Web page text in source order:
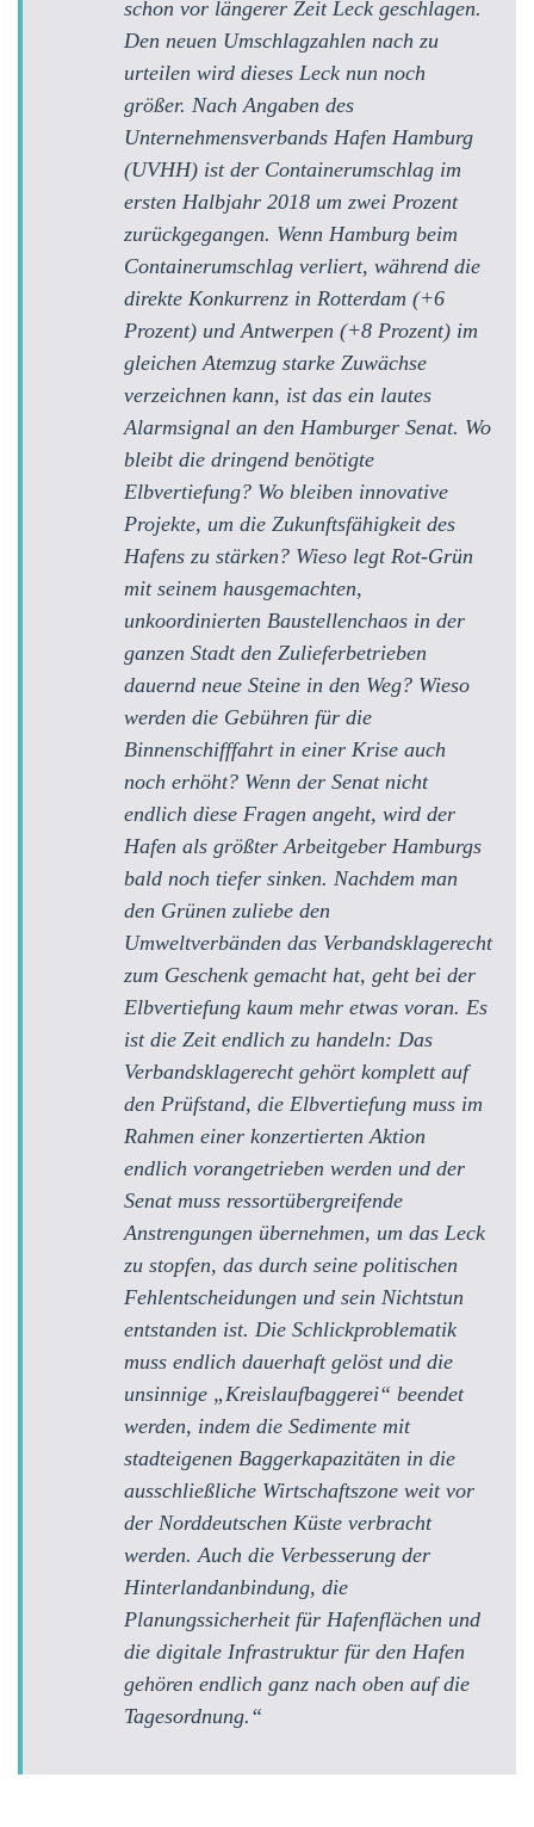
schon vor längerer Zeit Leck geschlagen.
Den neuen Umschlagzahlen nach zu
urteilen wird dieses Leck nun noch
größer. Nach Angaben des
Unternehmensverbands Hafen Hamburg
(UVHH) ist der Containerumschlag im
ersten Halbjahr 2018 um zwei Prozent
zurückgegangen. Wenn Hamburg beim
Containerumschlag verliert, während die
direkte Konkurrenz in Rotterdam (+6
Prozent) und Antwerpen (+8 Prozent) im
gleichen Atemzug starke Zuwächse
verzeichnen kann, ist das ein lautes
Alarmsignal an den Hamburger Senat. Wo
bleibt die dringend benötigte
Elbvertiefung? Wo bleiben innovative
Projekte, um die Zukunftsfähigkeit des
Hafens zu stärken? Wieso legt Rot-Grün
mit seinem hausgemachten,
unkoordinierten Baustellenchaos in der
ganzen Stadt den Zulieferbetrieben
dauernd neue Steine in den Weg? Wieso
werden die Gebühren für die
Binnenschifffahrt in einer Krise auch
noch erhöht? Wenn der Senat nicht
endlich diese Fragen angeht, wird der
Hafen als größter Arbeitgeber Hamburgs
bald noch tiefer sinken. Nachdem man
den Grünen zuliebe den
Umweltverbänden das Verbandsklagerecht
zum Geschenk gemacht hat, geht bei der
Elbvertiefung kaum mehr etwas voran. Es
ist die Zeit endlich zu handeln: Das
Verbandsklagerecht gehört komplett auf
den Prüfstand, die Elbvertiefung muss im
Rahmen einer konzertierten Aktion
endlich vorangetrieben werden und der
Senat muss ressortübergreifende
Anstrengungen übernehmen, um das Leck
zu stopfen, das durch seine politischen
Fehlentscheidungen und sein Nichtstun
entstanden ist. Die Schlickproblematik
muss endlich dauerhaft gelöst und die
unsinnige „Kreislaufbaggerei“ beendet
werden, indem die Sedimente mit
stadteigenen Baggerkapazitäten in die
ausschließliche Wirtschaftszone weit vor
der Norddeutschen Küste verbracht
werden. Auch die Verbesserung der
Hinterlandanbindung, die
Planungssicherheit für Hafenflächen und
die digitale Infrastruktur für den Hafen
gehören endlich ganz nach oben auf die
Tagesordnung.“